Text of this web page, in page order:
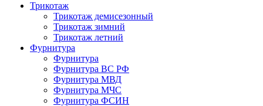
Трикотаж
Трикотаж демисезонный
Трикотаж зимний
Трикотаж летний
Фурнитура
Фурнитура
Фурнитура ВС РФ
Фурнитура МВД
Фурнитура МЧС
Фурнитура ФСИН